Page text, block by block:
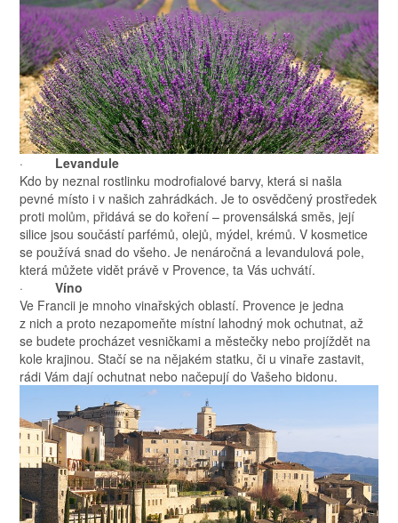
· Levandule
Kdo by neznal rostlinku modrofialové barvy, která si našla
pevné místo i v našich zahrádkách. Je to osvědčený prostředek
proti molům, přidává se do koření – provensálská směs, její
silice jsou součástí parfémů, olejů, mýdel, krémů. V kosmetice
se používá snad do všeho. Je nenáročná a levandulová pole,
která můžete vidět právě v Provence, ta Vás uchvátí.
·Víno
Ve Francii je mnoho vinařských oblastí. Provence je jedna
z nich a proto nezapomeňte místní lahodný mok ochutnat, až
se budete procházet vesničkami a městečky nebo projíždět na
kole krajinou. Stačí se na nějakém statku, či u vinaře zastavit,
rádi Vám dají ochutnat nebo načepují do Vašeho bidonu.